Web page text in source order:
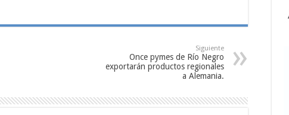
Siguiente
Once pymes de Río Negro
exportarán productos regionales
a Alemania.